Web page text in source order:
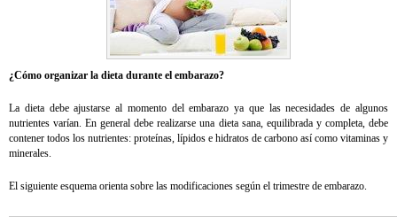
¿Cómo organizar la dieta durante el embarazo?
La dieta debe ajustarse al momento del embarazo ya que las necesidades de algunos
nutrientes varían. En general debe realizarse una dieta sana, equilibrada y completa, debe
contener todos los nutrientes: proteínas, lípidos e hidratos de carbono así como vitaminas y
minerales.
El siguiente esquema orienta sobre las modificaciones según el trimestre de embarazo.